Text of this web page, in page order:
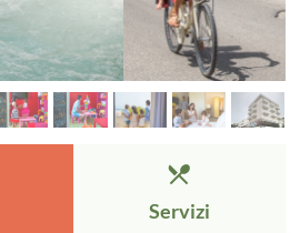
restaurant_menu
Servizi